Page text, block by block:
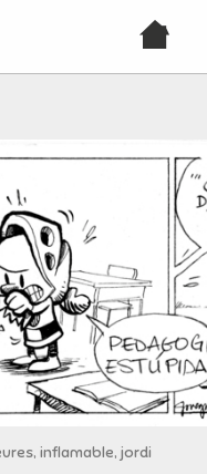
inflamable, jordi